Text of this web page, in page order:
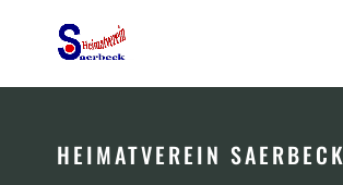
HEIMATVEREIN SAERBECK